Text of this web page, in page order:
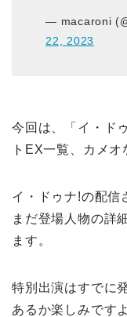
— macaroni
22, 2023
今回は、「イ・ド
トEX一覧、カメオ
イ・ドゥナ!の配信
まだ登場人物の詳
ます。
特別出演はすでに
あるか楽しみです